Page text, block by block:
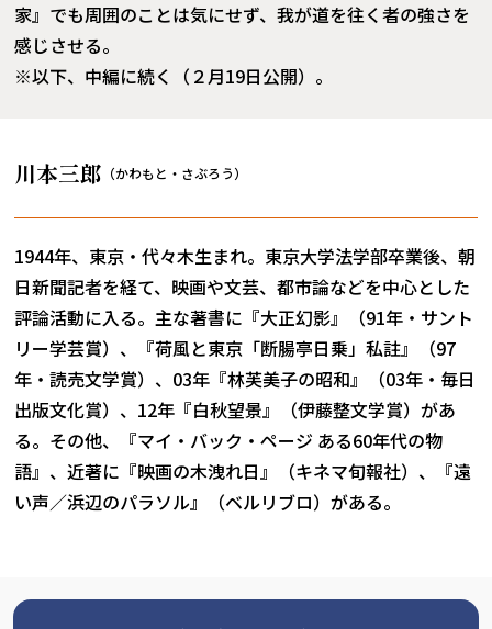
家』でも周囲のことは気にせず、我が道を往く者の強さを
感じさせる。
※以下、中編に続く（２月19日公開）。
川本三郎 （かわもと・さぶろう）
1944年、東京・代々木生まれ。東京大学法学部卒業後、朝
日新聞記者を経て、映画や文芸、都市論などを中心とした
評論活動に入る。主な著書に『大正幻影』（91年・サント
リー学芸賞）、『荷風と東京「断腸亭日乗」私註』（97
年・読売文学賞）、03年『林芙美子の昭和』（03年・毎日
出版文化賞）、12年『白秋望景』（伊藤整文学賞）があ
る。その他、『マイ・バック・ページ ある60年代の物
語』、近著に『映画の木洩れ日』（キネマ旬報社）、『遠
い声／浜辺のパラソル』（ベルリブロ）がある。